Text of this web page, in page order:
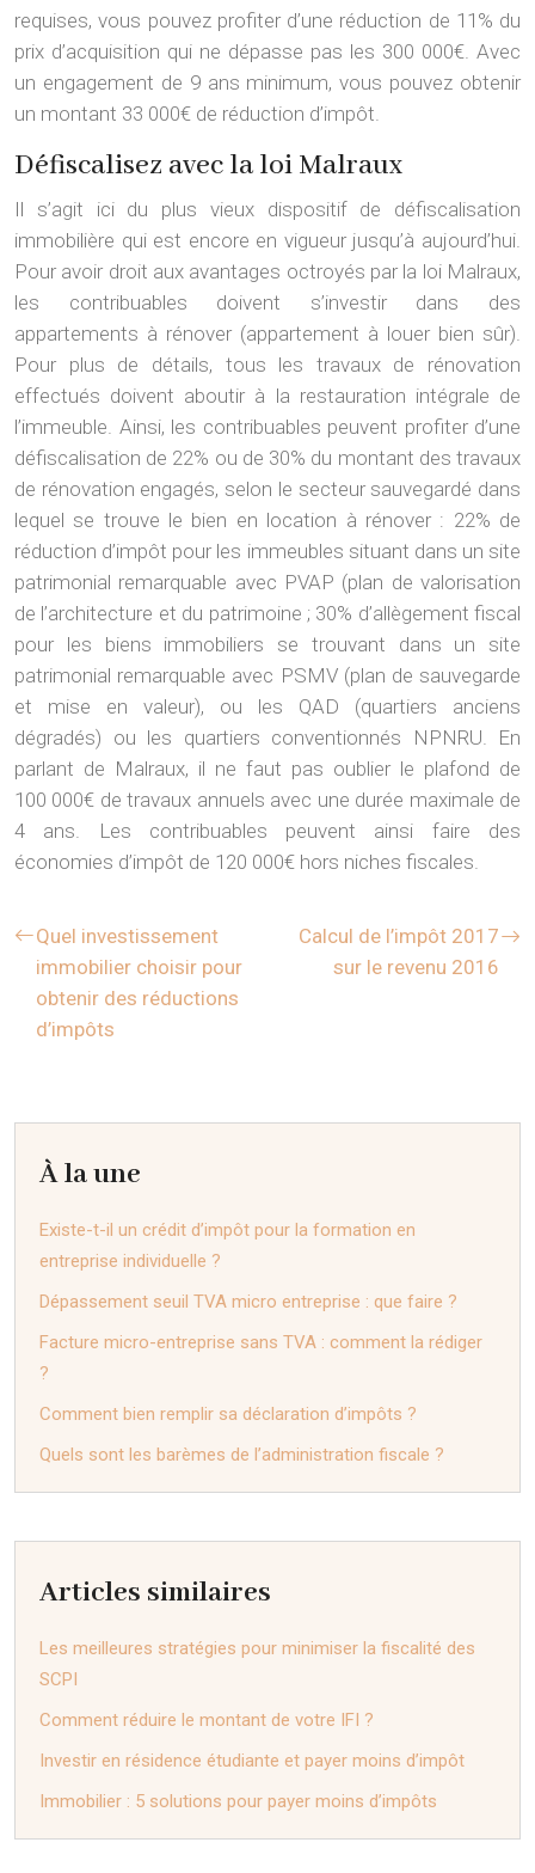
requises, vous pouvez profiter d’une réduction de 11% du
prix d’acquisition qui ne dépasse pas les 300 000€. Avec
un engagement de 9 ans minimum, vous pouvez obtenir
un montant 33 000€ de réduction d’impôt.
Défiscalisez avec la loi Malraux
Il s’agit ici du plus vieux dispositif de défiscalisation
immobilière qui est encore en vigueur jusqu’à aujourd’hui.
Pour avoir droit aux avantages octroyés par la loi Malraux,
les contribuables doivent s’investir dans des
appartements à rénover (appartement à louer bien sûr).
Pour plus de détails, tous les travaux de rénovation
effectués doivent aboutir à la restauration intégrale de
l’immeuble. Ainsi, les contribuables peuvent profiter d’une
défiscalisation de 22% ou de 30% du montant des travaux
de rénovation engagés, selon le secteur sauvegardé dans
lequel se trouve le bien en location à rénover : 22% de
réduction d’impôt pour les immeubles situant dans un site
patrimonial remarquable avec PVAP (plan de valorisation
de l’architecture et du patrimoine ; 30% d’allègement fiscal
pour les biens immobiliers se trouvant dans un site
patrimonial remarquable avec PSMV (plan de sauvegarde
et mise en valeur), ou les QAD (quartiers anciens
dégradés) ou les quartiers conventionnés NPNRU. En
parlant de Malraux, il ne faut pas oublier le plafond de
100 000€ de travaux annuels avec une durée maximale de
4 ans. Les contribuables peuvent ainsi faire des
économies d’impôt de 120 000€ hors niches fiscales.
Quel investissement
immobilier choisir pour
obtenir des réductions
d’impôts
Calcul de l’impôt 2017
sur le revenu 2016
À la une
Existe-t-il un crédit d’impôt pour la formation en
entreprise individuelle ?
Dépassement seuil TVA micro entreprise : que faire ?
Facture micro-entreprise sans TVA : comment la rédiger
?
Comment bien remplir sa déclaration d’impôts ?
Quels sont les barèmes de l’administration fiscale ?
Articles similaires
Les meilleures stratégies pour minimiser la fiscalité des
SCPI
Comment réduire le montant de votre IFI ?
Investir en résidence étudiante et payer moins d’impôt
Immobilier : 5 solutions pour payer moins d’impôts